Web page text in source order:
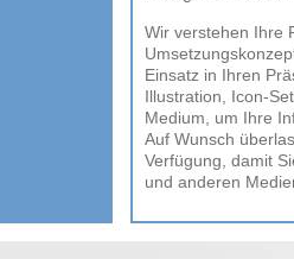
Wir verstehen Ihre
Einsatz in Ihren
Illustration, Icon-
Medium, um Ihre
Auf Wunsch
Verfügung, damit
und anderen